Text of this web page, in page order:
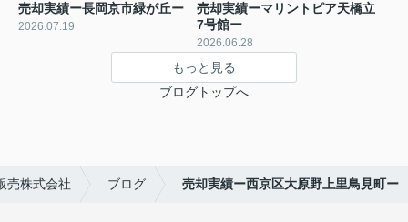
売却実績ー長岡京市緑が丘ー
2026.07.19
売却実績ーマリントピア天橋立
7号館ー
2026.06.28
もっと見る
ブログトップへ
売株式会社 ブログ 売却実績ー西京区大原野上里鳥見町ー